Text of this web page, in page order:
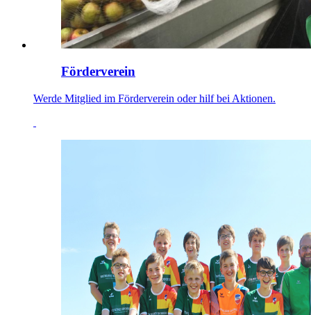
Förderverein
Werde Mitglied im Förderverein oder hilf bei Aktionen.